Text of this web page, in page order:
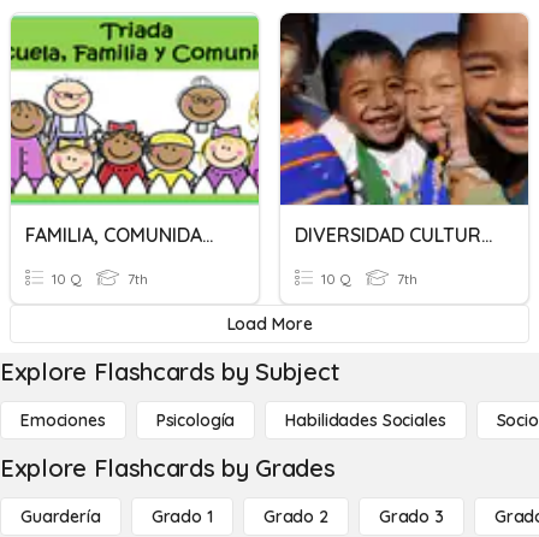
FAMILIA, COMUNIDAD Y SOCIEDAD
10 Q 7th
DIVERSIDAD CULTURAL Y CONVIVENCIA INTERCULTURAL
10 Q 7th
Load More
Explore Flashcards by Subject
Emociones Psicología Habilidades Sociales
Explore Flashcards by Grades
Guardería Grado 1 Grado 2 Grado 3